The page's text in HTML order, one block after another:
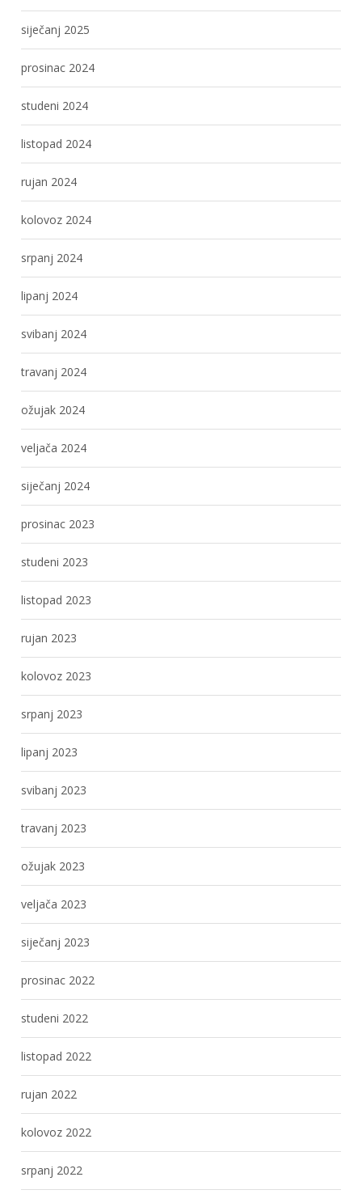
siječanj 2025
prosinac 2024
studeni 2024
listopad 2024
rujan 2024
kolovoz 2024
srpanj 2024
lipanj 2024
svibanj 2024
travanj 2024
ožujak 2024
veljača 2024
siječanj 2024
prosinac 2023
studeni 2023
listopad 2023
rujan 2023
kolovoz 2023
srpanj 2023
lipanj 2023
svibanj 2023
travanj 2023
ožujak 2023
veljača 2023
siječanj 2023
prosinac 2022
studeni 2022
listopad 2022
rujan 2022
kolovoz 2022
srpanj 2022